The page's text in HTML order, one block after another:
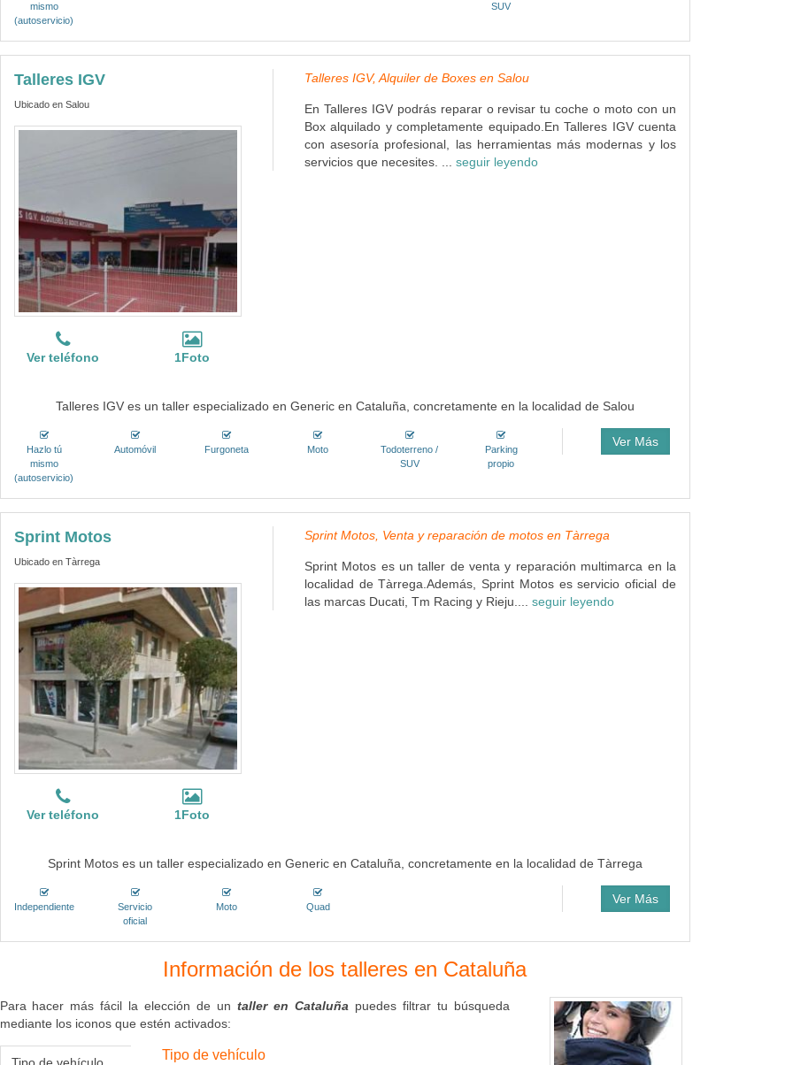
mismo
(autoservicio)
SUV
Talleres IGV
Ubicado en Salou
Ver teléfono 1Foto
Talleres IGV, Alquiler de Boxes en Salou
En Talleres IGV podrás reparar o revisar tu coche o moto con un
Box alquilado y completamente equipado.En Talleres IGV cuenta
con asesoría profesional, las herramientas más modernas y los
servicios que necesites. ... seguir leyendo
Talleres IGV es un taller especializado en Generic en Cataluña, concretamente en la localidad de Salou
Hazlo tú
mismo
(autoservicio)
Automóvil Furgoneta Moto
Todoterreno /
SUV
Parking
propio
Ver Más
Sprint Motos
Ubicado en Tàrrega
Ver teléfono 1Foto
Sprint Motos, Venta y reparación de motos en Tàrrega
Sprint Motos es un taller de venta y reparación multimarca en la
localidad de Tàrrega.Además, Sprint Motos es servicio oficial de
las marcas Ducati, Tm Racing y Rieju.... seguir leyendo
Sprint Motos es un taller especializado en Generic en Cataluña, concretamente en la localidad de Tàrrega
Independiente
Servicio
oficial
Moto Quad
Ver Más
Información de los talleres en Cataluña
Para hacer más fácil la elección de untaller en Cataluña puedes filtrar tu búsqueda
mediante los iconos que estén activados:
Tipo de vehículo